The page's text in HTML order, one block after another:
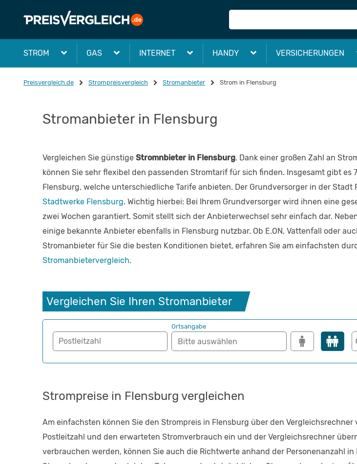
STROM GAS INTERNET HANDY VERSICHERUNGEN
Preisvergleich.de Strompreisvergleich Stromanbieter Strom in Flensburg
Stromanbieter in Flensburg
Vergleichen Sie günstige Stromnbieter in Flensburg. Dank einer großen Zahl an
können Sie sehr flexibel den passenden Stromtarif für sich finden. Insgesamt gibt es
Flensburg, welche unterschiedliche Tarife anbieten. Der Grundversorger in der Stadt
Stadtwerke Flensburg. Wichtig hierbei: Bei Ihrem Grundversorger wird ihnen eine
zwei Wochen garantiert. Somit stellt sich der Anbieterwechsel sehr einfach dar.
einige bekannte Anbieter ebenfalls in Flensburg nutzbar. Ob E.ON, Vattenfall oder
Stromanbieter für Sie die besten Konditionen bietet, erfahren Sie am einfachsten
Stromanbietervergleich.
Vergleichen Sie Ihren Stromanbieter
Postleitzahl
Ortsangabe
Strompreise in Flensburg vergleichen
Am einfachsten können Sie den Strompreis in Flensburg über den Vergleichsrechner
Postleitzahl und den erwarteten Stromverbrauch ein und der Vergleichsrechner
verbrauchen werden, können Sie auch die Richtwerte anhand der Personenanzahl